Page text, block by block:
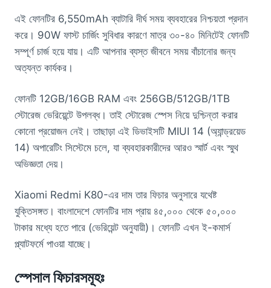
এই ফোনটির 6,550mAh ব্যাটারি দীর্ঘ সময় ব্যবহারের নিশ্চয়তা প্রদান
করে। 90W ফাস্ট চার্জিং সুবিধার কারণে মাত্র ৩০-৪০ মিনিটেই ফোনটি
সম্পূর্ণ চার্জ হয়ে যায়। এটি আপনার ব্যস্ত জীবনে সময় বাঁচানোর জন্য
অত্যন্ত কার্যকর।
ফোনটি 12GB/16GB RAM এবং 256GB/512GB/1TB
স্টোরেজ ভেরিয়েন্টে উপলব্ধ। তাই স্টোরেজ স্পেস নিয়ে দুশ্চিন্তা করার
কোনো প্রয়োজন নেই। তাছাড়া এই ডিভাইসটি MIUI 14 (অ্যান্ড্রয়েড
14) অপারেটিং সিস্টেমে চলে, যা ব্যবহারকারীদের আরও স্মার্ট এবং স্মুথ
অভিজ্ঞতা দেয়।
Xiaomi Redmi K80-এর দাম তার ফিচার অনুসারে যথেষ্ট
যুক্তিসঙ্গত। বাংলাদেশে ফোনটির দাম প্রায় ৪৫,০০০ থেকে ৫০,০০০
টাকার মধ্যে হতে পারে (ভেরিয়েন্ট অনুযায়ী)। ফোনটি এখন ই-কমার্স
প্ল্যাটফর্মে পাওয়া যাচ্ছে।
স্পেসাল ফিচারসমূহঃ